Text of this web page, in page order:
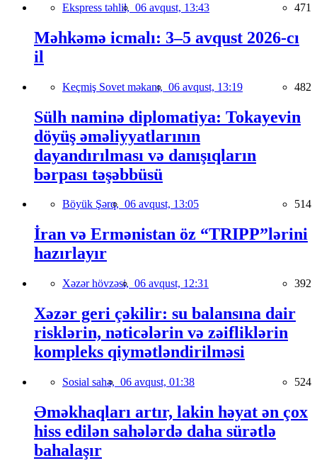
Ekspress təhlil, 06 avqust, 13:43 471
Məhkəmə icmalı: 3–5 avqust 2026-cı
il
Keçmiş Sovet məkanı, 06 avqust, 13:19 482
Sülh naminə diplomatiya: Tokayevin
döyüş əməliyyatlarının
dayandırılması və danışıqların
bərpası təşəbbüsü
Böyük Şərq, 06 avqust, 13:05 514
İran və Ermənistan öz “TRIPP”lərini
hazırlayır
Xəzər hövzəsi, 06 avqust, 12:31 392
Xəzər geri çəkilir: su balansına dair
risklərin, nəticələrin və zəifliklərin
kompleks qiymətləndirilməsi
Sosial sahə, 06 avqust, 01:38 524
Əməkhaqları artır, lakin həyat ən çox
hiss edilən sahələrdə daha sürətlə
bahalaşır